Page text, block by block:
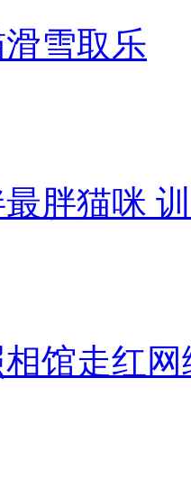
雪取乐
胖猫咪
馆走红网